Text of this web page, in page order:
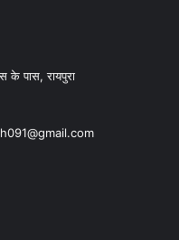
के पास, रायपुरा